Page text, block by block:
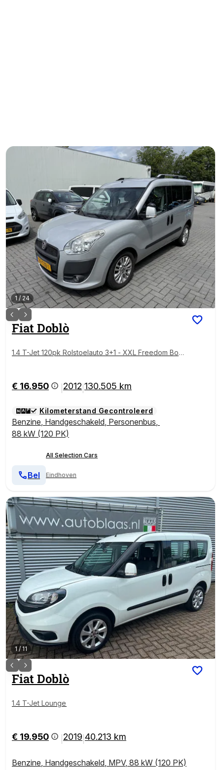
1/ 24
Fiat Doblò
1.4 T-Jet 120pk Rolstoelauto 3+1 - XXL Freedom Bod
€ 16.950 2012 130.505 km
Kilometerstand Gecontroleerd
Benzine, Handgeschakeld, Personenbus,
88 kW (120 PK)
All Selection Cars
Eindhoven
Bel
1/ 11
Fiat Doblò
1.4 T-Jet Lounge
€ 19.950 2019 40.213 km
Benzine, Handgeschakeld, MPV, 88 kW (120 PK)